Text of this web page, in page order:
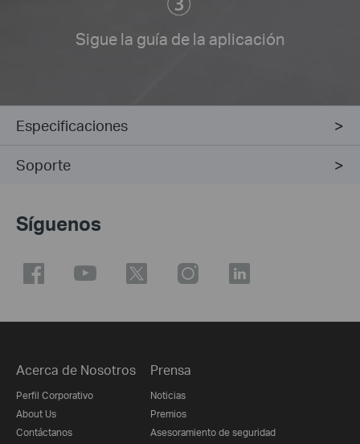
Sigue la guía de la aplicación
Especificaciones
Soporte
Síguenos
Acerca de Nosotros
Perfil Corporativo
About Us
Contáctanos
Prensa
Noticias
Premios
Asesoramiento de seguridad